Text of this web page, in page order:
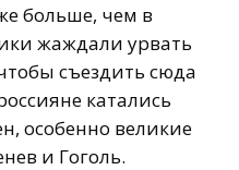
больше, чем в
жаждали урвать
съездить сюда
катались
особенно великие
и Гоголь.